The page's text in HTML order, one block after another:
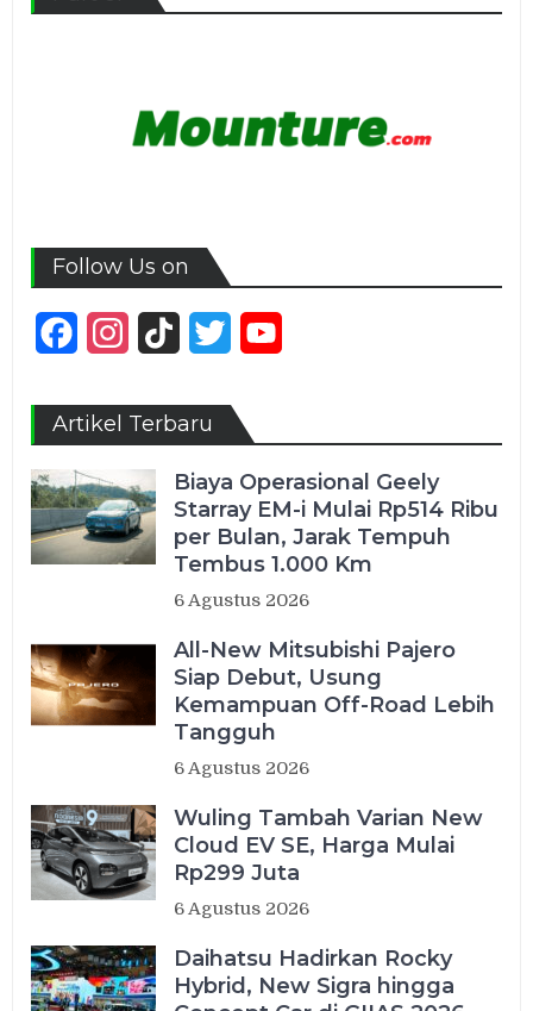
Follow Us on
FacebookInstagram
TikTok Twitter
Artikel Terbaru
Biaya Operasional Geely
Starray EM-i Mulai Rp514 Ribu
per Bulan, Jarak Tempuh
Tembus 1.000 Km
6 Agustus 2026
All-New Mitsubishi Pajero
Siap Debut, Usung
Kemampuan Off-Road Lebih
Tangguh
6 Agustus 2026
Wuling Tambah Varian New
Cloud EV SE, Harga Mulai
Rp299 Juta
6 Agustus 2026
Daihatsu Hadirkan Rocky
Hybrid, New Sigra hingga